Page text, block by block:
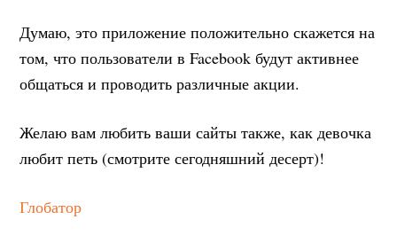
Думаю, это приложение положительно скажется на
том, что пользователи в Facebook будут активнее
общаться и проводить различные акции.
Желаю вам любить ваши сайты также, как девочка
любит петь (смотрите сегодняшний десерт)!
Глобатор